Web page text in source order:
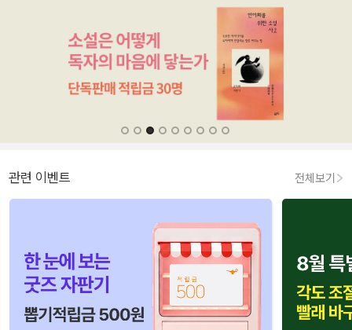
관련 이벤트 전체보기